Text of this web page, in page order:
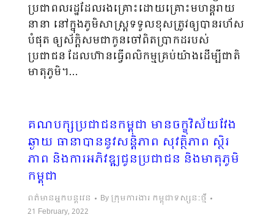
ប្រជាពលរដ្ឋដែលរងគ្រោះដោយគ្រោះមហន្តរាយ
នានា នៅក្នុងភូមិសាស្ត្រទទួលខុសត្រូវឲ្យបានរហ័ស
បំផុត ឲ្យស័ក្តិសមជាកូនចៅពិតប្រាកដរបស់
ប្រជាជន ដែលហ៊ានធ្វើពលិកម្មគ្រប់យ៉ាងដើម្បីជាតិ
មាតុភូមិ។…
គណបក្សប្រជាជនកម្ពុជា មានចក្ខុវិស័យវែង
ឆ្ងាយ ធានាបាននូវសន្តិភាព សុវត្ថិភាព ស្ថិរ
ភាព និងការអភិវឌ្ឍជូនប្រជាជន និងមាតុភូមិ
កម្ពុជា
ពត៌មានអ្នកបន្តវេន By ក្រុមការងារ កម្ពុជាទស្សនៈថ្មី
21 February, 2022